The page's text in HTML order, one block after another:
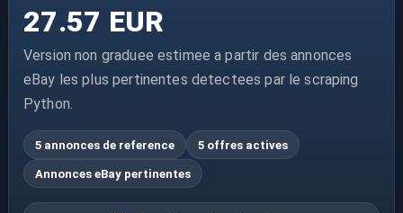
27.57 EUR
Version non graduee estimee a partir des annonces
eBay les plus pertinentes detectees par le scraping
Python.
5 annonces de reference 5 offres actives
Annonces eBay pertinentes